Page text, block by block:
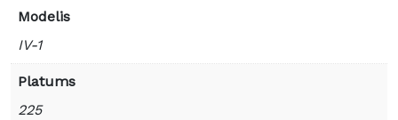
Modelis
IV-1
Platums
225